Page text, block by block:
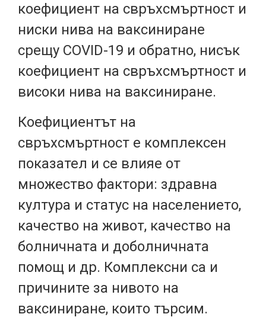
коефициент на свръхсмъртност и
ниски нива на ваксиниране
срещу COVID-19 и обратно, нисък
коефициент на свръхсмъртност и
високи нива на ваксиниране.
Коефициентът на
свръхсмъртност е комплексен
показател и се влияе от
множество фактори: здравна
култура и статус на населението,
качество на живот, качество на
болничната и доболничната
помощ и др. Комплексни са и
причините за нивото на
ваксиниране, които търсим.